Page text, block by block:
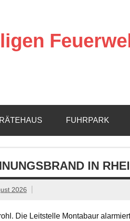
FUHRPARK
IN
2026
Die Leitstelle Montabaur